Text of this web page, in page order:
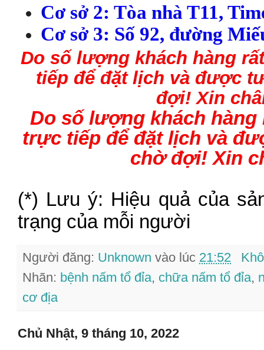
Cơ sở 2: Tòa nhà T11,
Cơ sở 3: Số 92, đường Mi
Do số lượng khách hàng
tiếp để đặt lịch và được
đợi!Xin
Do số lượng khách hàng
trực tiếp để đặt lịch và
chờ đợi!Xin
(*) Lưu ý: Hiệu quả của
trạng của mỗi người
Người đăng: Unknown vào lúc 21:52
Nhãn: bệnh nấm tổ đỉa, chữa nấm tổ đỉa,
cơ địa
Chủ Nhật, 9 tháng 10, 2022